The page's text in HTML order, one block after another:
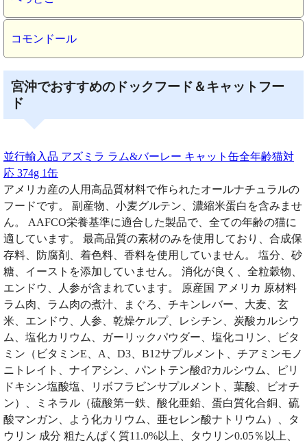
コモンドール
宮沖でおすすめのドックフード＆キャットフー
ド
並行輸入品 アズミラ ラム&バーレー キャット缶全年齢猫対
応 374g 1缶
アメリカ産の人用高品質材料で作られたオールナチュラルの
フードです。 副産物、小麦グルテン、濃縮米蛋白を含みませ
ん。 AAFCO栄養基準に適合した製品で、全ての年齢の猫に
適しています。 最高品質の素材のみを使用しており、合成保
存料、防腐剤、着色料、香料を使用していません。 塩分、砂
糖、イーストを添加していません。 消化が良く、全粒穀物、
エンドウ、人参が含まれています。 原産国 アメリカ 原材料
ラム肉、ラム肉の煮汁、まぐろ、チキンレバー、大麦、玄
米、エンドウ、人参、乾燥ケルプ、レシチン、炭酸カルシウ
ム、塩化カリウム、ガーリックパウダー、塩化コリン、ビタ
ミン（ビタミンE、A、D3、B12サプルメント、チアミンモノ
ニトレイト、ナイアシン、パントテン酸d?カルシウム、ピリ
ドキシン塩酸塩、リボフラビンサプルメント、葉酸、ビオチ
ン）、ミネラル（硫酸第一鉄、酸化亜鉛、蛋白質化合銅、硫
酸マンガン、よう化カリウム、亜セレン酸ナトリウム）、タ
ウリン 成分 粗たんぱく質11.0%以上、タウリン0.05％以上、